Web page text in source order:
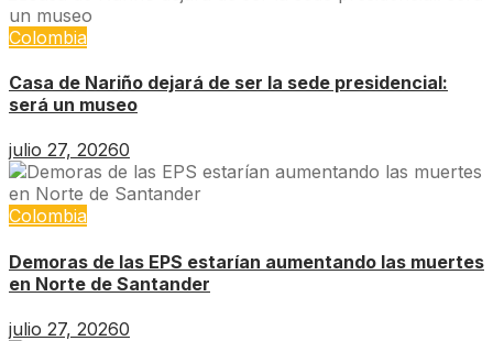
Colombia
Casa de Nariño dejará de ser la sede presidencial:
será un museo
julio 27, 20260
Colombia
Demoras de las EPS estarían aumentando las muertes
en Norte de Santander
julio 27, 20260